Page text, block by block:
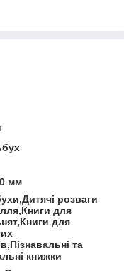
мм
розваги
для
для
та
книжки